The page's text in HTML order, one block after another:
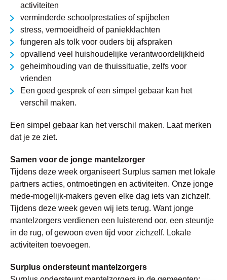
activiteiten
verminderde schoolprestaties of spijbelen
stress, vermoeidheid of paniekklachten
fungeren als tolk voor ouders bij afspraken
opvallend veel huishoudelijke verantwoordelijkheid
geheimhouding van de thuissituatie, zelfs voor
vrienden
Een goed gesprek of een simpel gebaar kan het
verschil maken.
Een simpel gebaar kan het verschil maken. Laat merken
dat je ze ziet.
Samen voor de jonge mantelzorger
Tijdens deze week organiseert Surplus samen met lokale
partners acties, ontmoetingen en activiteiten. Onze jonge
mede-mogelijk-makers geven elke dag iets van zichzelf.
Tijdens deze week geven wij iets terug. Want jonge
mantelzorgers verdienen een luisterend oor, een steuntje
in de rug, of gewoon even tijd voor zichzelf. Lokale
activiteiten toevoegen.
Surplus ondersteunt mantelzorgers